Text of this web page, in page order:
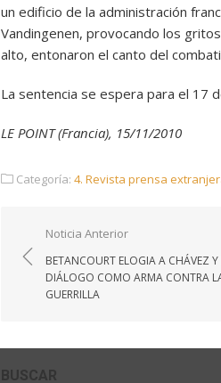
un edificio de la administración
Vandingenen, provocando los
alto, entonaron el canto del
La sentencia se espera para el 17
LE POINT (Francia), 15/11/2010
Categoría: 4. Revista prensa
Navegación
de
entradas
Noticia Anterior
BETANCOURT ELOGIA A CHÁVEZ Y
DIÁLOGO COMO ARMA CONTRA
GUERRILLA
BUSCAR